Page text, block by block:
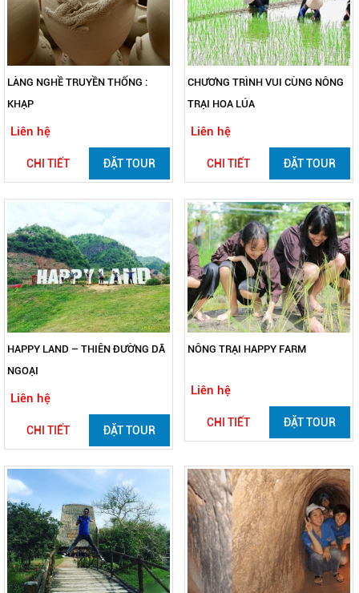
LÀNG NGHỀ TRUYỀN THỐNG :
KHẠP
Liên hệ
CHI TIẾT ĐẶT TOUR
CHƯƠNG TRÌNH VUI CÙNG NÔNG
TRẠI HOA LÚA
Liên hệ
CHI TIẾT ĐẶT TOUR
HAPPY LAND – THIÊN ĐƯỜNG DÃ
NGOẠI
Liên hệ
CHI TIẾT ĐẶT TOUR
NÔNG TRẠI HAPPY FARM
Liên hệ
CHI TIẾT ĐẶT TOUR